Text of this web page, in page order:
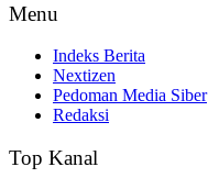
Menu
Indeks Berita
Nextizen
Pedoman Media Siber
Redaksi
Top Kanal